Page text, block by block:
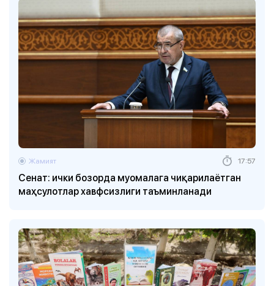
Сенат: ички бозорда муомалага чиқарилаётган
маҳсулотлар хавфсизлиги таъминланади
Жамият 17:57